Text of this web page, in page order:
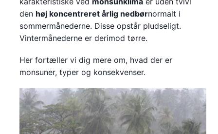
den høj koncentreret årlig nedbørnormalt i
sommermånederne. Disse opstår pludseligt.
Vintermånederne er derimod tørre.
Her fortæller vi dig mere om, hvad der er
monsuner, typer og konsekvenser.